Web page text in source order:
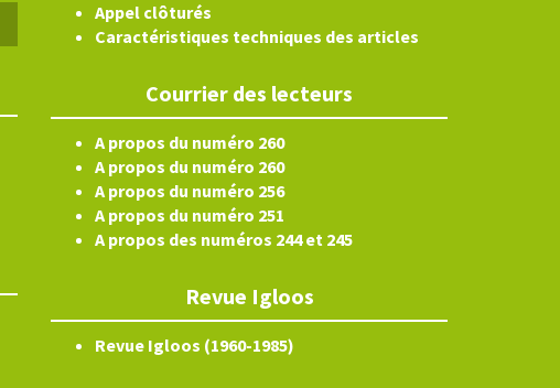
Appel clôturés
Caractéristiques techniques des articles
Courrier des lecteurs
A propos du numéro 260
A propos du numéro 260
A propos du numéro 256
A propos du numéro 251
A propos des numéros 244 et 245
Revue Igloos
Revue Igloos (1960-1985)